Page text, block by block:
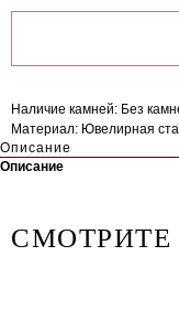
Наличие камней: Без
Материал: Ювелирная
Описание
Описание
СМОТРИТЕ